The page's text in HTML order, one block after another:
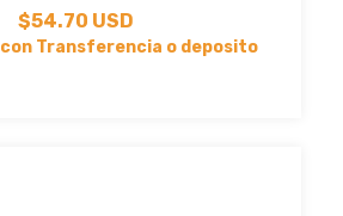
$54.70 USD
con Transferencia o deposito